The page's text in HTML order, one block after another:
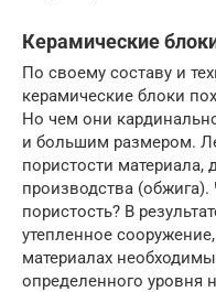
Керамические
По своему составу и
керамические блоки
Но чем они
и большим размером.
пористости материала,
производства
пористость? В
утепленное
материалах
определенного уровня